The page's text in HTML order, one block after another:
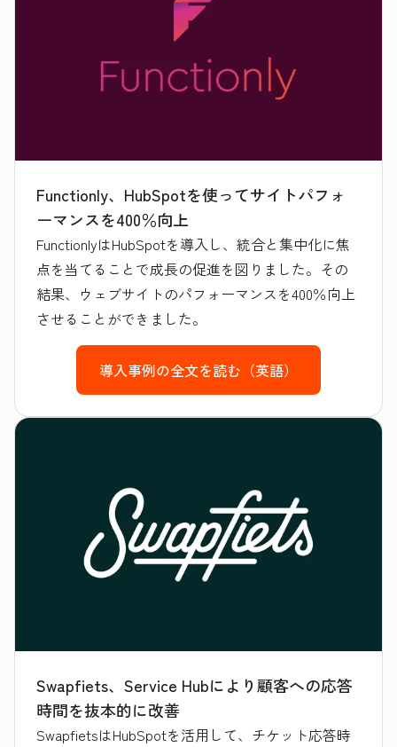
Functionly、HubSpotを使ってサイトパフォ
ーマンスを400％向上
FunctionlyはHubSpotを導入し、統合と集中化に焦
点を当てることで成長の促進を図りました。その
結果、ウェブサイトのパフォーマンスを400％向上
させることができました。
導入事例の全文を読む（英語）
Swapfiets、Service Hubにより顧客への応答
時間を抜本的に改善
SwapfietsはHubSpotを活用して、チケット応答時